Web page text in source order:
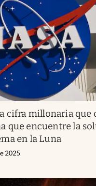
cifra millonaria que
que encuentre la
en la Luna
2025